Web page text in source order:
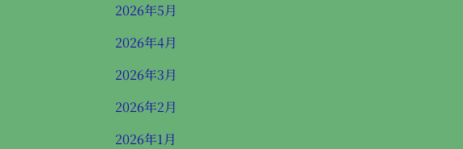
2026年5月
2026年4月
2026年3月
2026年2月
2026年1月